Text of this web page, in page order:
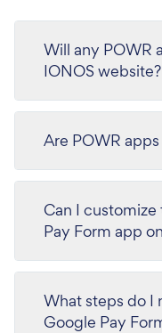
Will any POWR
IONOS website?
Are POWR
Can I
Pay Form app
What steps do I
Google Pay